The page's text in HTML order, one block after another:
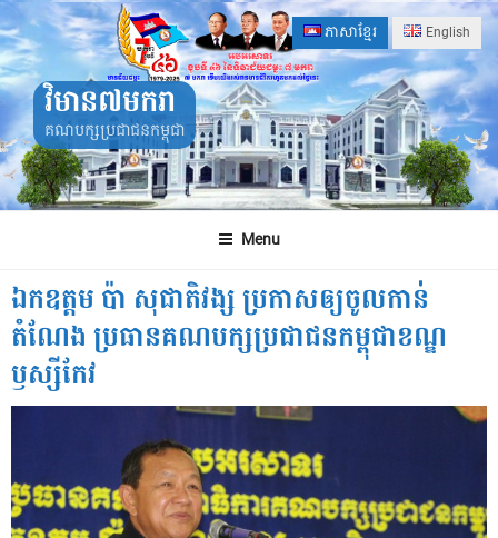
Skip
to
content
ភាសាខ្មែរ English
វិមាន៧មករា
គណបក្សប្រជាជនកម្ពុជា
Menu
ឯកឧត្តម ប៉ា សុជាតិវង្ស ប្រកាសឲ្យចូលកាន់
តំណែង ប្រធានគណបក្សប្រជាជនកម្ពុជាខណ្ឌ
ឫស្សីកែវ